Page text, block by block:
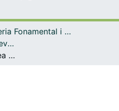
Navega per tot el DD
Infermeria Fonamental i Clínica
Articles publicats en revistes (Infermeria Fonamental i Clínica)
La enfermera en el Área Quirúrgica: prevención de las complicaciones e implementación de intervenciones